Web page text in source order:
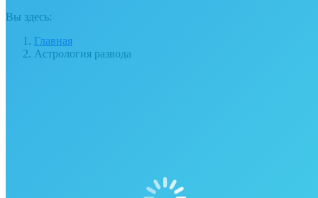
Вы здесь:
Главная
Астрология развода